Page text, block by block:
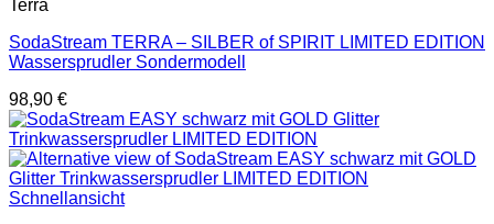
Terra
SodaStream TERRA – SILBER of SPIRIT LIMITED EDITION
Wassersprudler Sondermodell
98,90 €
Schnellansicht